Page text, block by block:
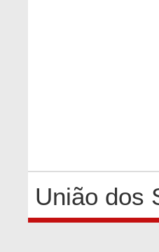
União dos